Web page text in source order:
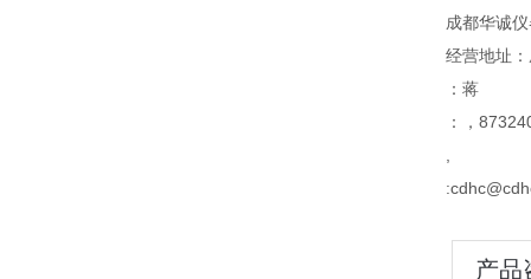
成都华诚
经营地址
：蒋
：，
产品